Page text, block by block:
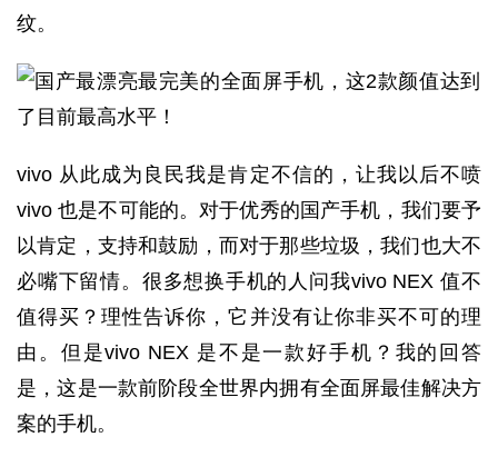
纹。
vivo 从此成为良民我是肯定不信的，让我以后不喷
vivo 也是不可能的。对于优秀的国产手机，我们要予
以肯定，支持和鼓励，而对于那些垃圾，我们也大不
必嘴下留情。很多想换手机的人问我vivo NEX 值不
值得买？理性告诉你，它并没有让你非买不可的理
由。但是vivo NEX 是不是一款好手机？我的回答
是，这是一款前阶段全世界内拥有全面屏最佳解决方
案的手机。